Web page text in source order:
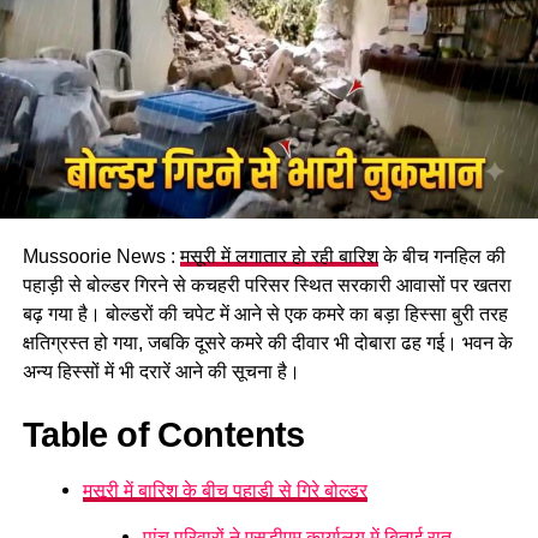
पढ़े धामी कैबिनेट के प्रमुख फैसले
GST संशोधित अध्यादेश को मंजूरी।
नैनीताल हाईकोर्ट के लिए हल्द्वानी गौलापार में 30 हेक्टेयर जमीन
देने का फैसला।
राज्य क्रीड़ा विश्वविद्यालय हल्द्वानी के लिए 122 पदों के सृजन को
जल जीवन मिशन में केंद्र की गाइडलाइंस लागू होंगी।
कुष्ठ रोग से पीड़ित व्यक्ति भी सहकारी समिति का सदस्य बन
Mussoorie News :मसूरी में लगातार हो रही बारिशके बीच गनहिल की
पहाड़ी से बोल्डर गिरने से कचहरी परिसर स्थित सरकारी आवासों पर खतरा
बढ़ गया है। बोल्डरों की चपेट में आने से एक कमरे का बड़ा हिस्सा बुरी तरह
क्षतिग्रस्त हो गया, जबकि दूसरे कमरे की दीवार भी दोबारा ढह गई। भवन के
अन्य हिस्सों में भी दरारें आने की सूचना है।
Table of Contents
मसूरी में बारिश के बीच पहाड़ी से गिरे बोल्डर